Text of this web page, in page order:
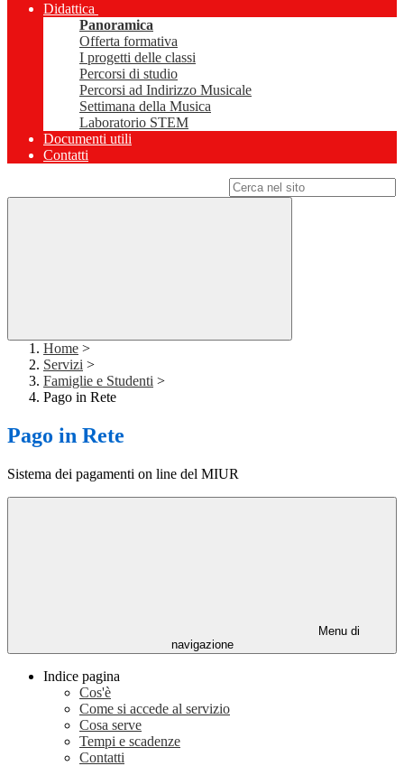
Didattica
Panoramica
Offerta formativa
I progetti delle classi
Percorsi di studio
Percorsi ad Indirizzo Musicale
Settimana della Musica
Laboratorio STEM
Documenti utili
Contatti
Home >
Servizi >
Famiglie e Studenti >
Pago in Rete
Pago in Rete
Sistema dei pagamenti on line del MIUR
Menu di
navigazione
Indice pagina
Cos'è
Come si accede al servizio
Cosa serve
Tempi e scadenze
Contatti